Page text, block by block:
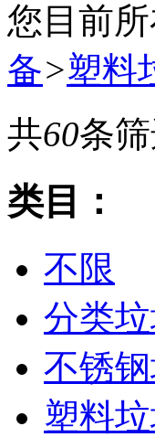
您目前所
备>塑料
共60条
类目：
不限
分类
不锈
塑料